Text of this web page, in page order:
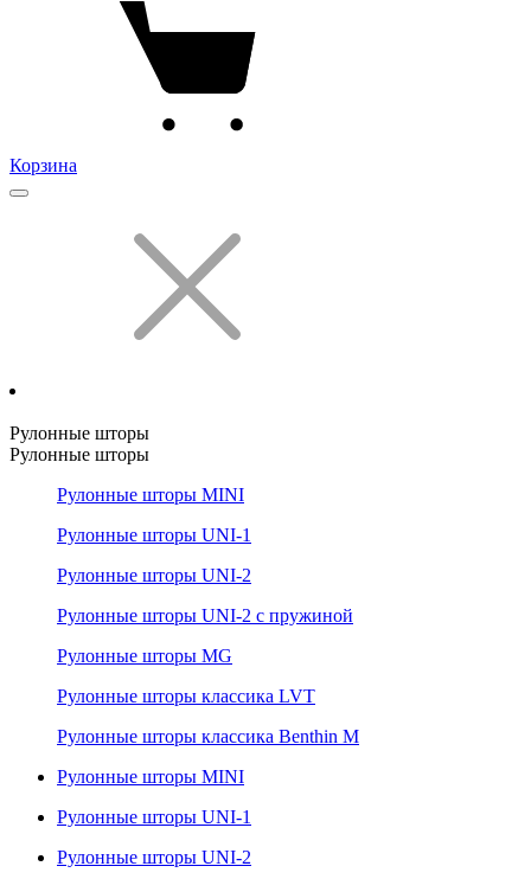
Корзина
Рулонные шторы
Рулонные шторы
Рулонные шторы MINI
Рулонные шторы UNI-1
Рулонные шторы UNI-2
Рулонные шторы UNI-2 с пружиной
Рулонные шторы MG
Рулонные шторы классика LVT
Рулонные шторы классика Benthin M
Рулонные шторы MINI
Рулонные шторы UNI-1
Рулонные шторы UNI-2